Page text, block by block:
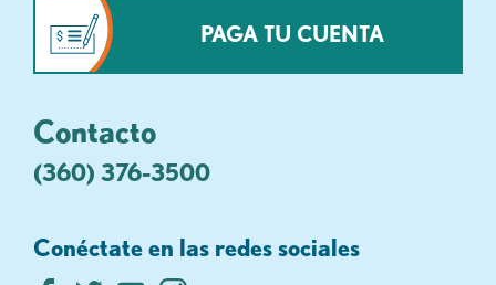
PAGA TU CUENTA
Contacto
(360) 376-3500
Conéctate en las redes sociales